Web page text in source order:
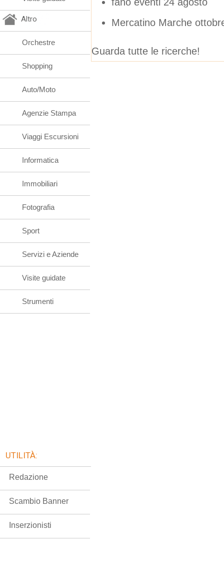
Mercatino Marche
Guarda tutte le ricerche!
Altro
Orchestre
Shopping
Auto/Moto
Agenzie Stampa
Viaggi Escursioni
Informatica
Immobiliari
Fotografia
Sport
Servizi e Aziende
Visite guidate
Strumenti
UTILITÀ:
Redazione
Scambio Banner
Inserzionisti